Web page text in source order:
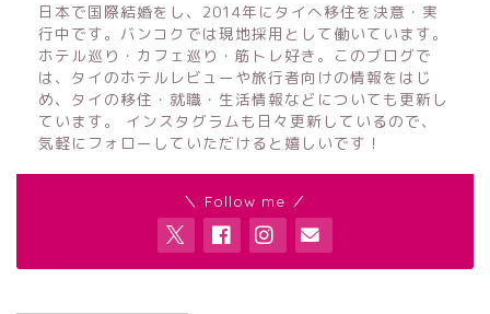
日本で国際結婚をし、2014年にタイへ移住を決意・実
行中です。バンコクでは現地採用として働いています。
ホテル巡り・カフェ巡り・筋トレ好き。このブログで
は、タイのホテルレビューや旅行者向けの情報をはじ
め、タイの移住・就職・生活情報などについても更新し
ています。 インスタグラムも日々更新しているので、
気軽にフォローしていただけると嬉しいです！
＼ Follow me ／